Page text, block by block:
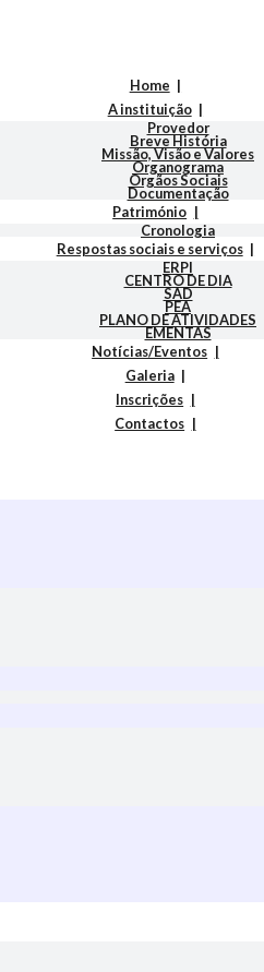
Home
A instituição
Provedor
Breve História
Missão, Visão e Valores
Organograma
Orgãos Sociais
Documentação
Património
Cronologia
Respostas sociais e serviços
ERPI
CENTRO DE DIA
SAD
PEA
PLANO DE ATIVIDADES
EMENTAS
Notícias/Eventos
Galeria
Inscrições
Contactos